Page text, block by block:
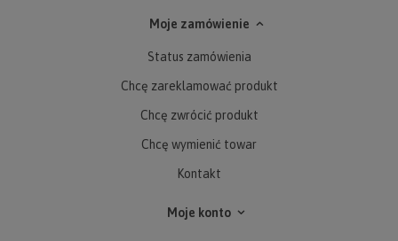
Moje zamówienie
Status zamówienia
Chcę zareklamować produkt
Chcę zwrócić produkt
Chcę wymienić towar
Kontakt
Moje konto